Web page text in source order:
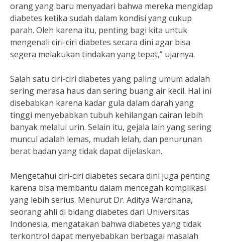
orang yang baru menyadari bahwa mereka mengidap
diabetes ketika sudah dalam kondisi yang cukup
parah. Oleh karena itu, penting bagi kita untuk
mengenali ciri-ciri diabetes secara dini agar bisa
segera melakukan tindakan yang tepat,” ujarnya.
Salah satu ciri-ciri diabetes yang paling umum adalah
sering merasa haus dan sering buang air kecil. Hal ini
disebabkan karena kadar gula dalam darah yang
tinggi menyebabkan tubuh kehilangan cairan lebih
banyak melalui urin. Selain itu, gejala lain yang sering
muncul adalah lemas, mudah lelah, dan penurunan
berat badan yang tidak dapat dijelaskan.
Mengetahui ciri-ciri diabetes secara dini juga penting
karena bisa membantu dalam mencegah komplikasi
yang lebih serius. Menurut Dr. Aditya Wardhana,
seorang ahli di bidang diabetes dari Universitas
Indonesia, mengatakan bahwa diabetes yang tidak
terkontrol dapat menyebabkan berbagai masalah